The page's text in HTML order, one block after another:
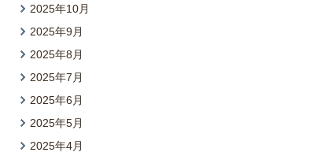
2025年10月
2025年9月
2025年8月
2025年7月
2025年6月
2025年5月
2025年4月